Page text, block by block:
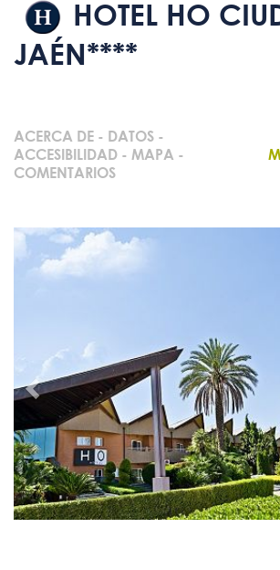
HOTEL HO
JAÉN****
ACERCA DE - DATOS -
ACCESIBILIDAD - MAPA -
COMENTARIOS